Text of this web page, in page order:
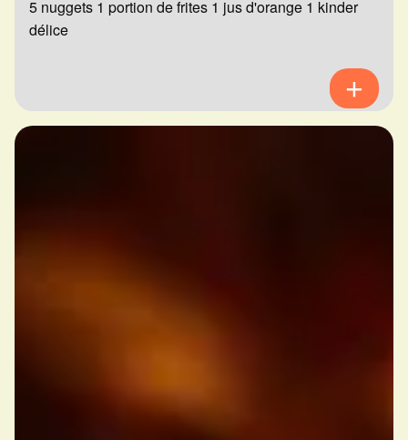
5 nuggets 1 portion de frites 1 jus d'orange 1 kinder
délice